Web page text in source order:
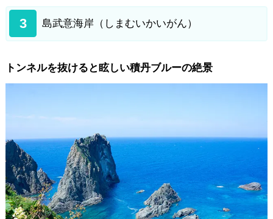
3 島武意海岸（しまむいかいがん）
トンネルを抜けると眩しい積丹ブルーの絶景